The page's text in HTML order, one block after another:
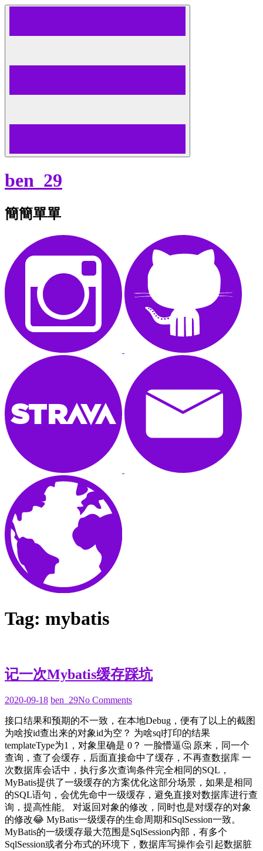
Skip
ben_29
簡簡單單
Tag: mybatis
记一次Mybatis缓存踩坑
2020-09-182020-
18
ben_29No Comments
接口结果和预期的不一致，在本地Debug，便有了以上的截图
为啥按id查出来的对象id为空？ 为啥sql打印的结果
templateType为1，对象里确是 0？ 一脸懵逼🤔️ 原来，同一个
查询，查了会缓存，后面直接命中了缓存，不再查数据库 一
次数据库会话中，执行多次查询条件完全相同的SQL，
MyBatis提供了一级缓存的方案优化这部分场景，如果是相同
的SQL语句，会优先命中一级缓存，避免直接对数据库进行查
询，提高性能。 对返回对象的修改，同时也是对缓存的对象
的修改😂 MyBatis一级缓存的生命周期和SqlSession一致。
MyBatis的一级缓存最大范围是SqlSession内部，有多个
SqlSession或者分布式的环境下，数据库写操作会引起数据脏